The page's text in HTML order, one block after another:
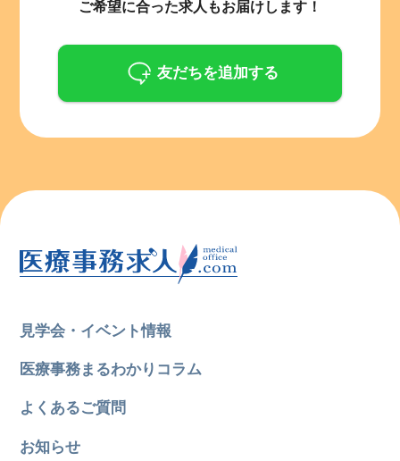
ご希望に合った求人もお届けします！
友だちを追加する
見学会・イベント情報
医療事務まるわかりコラム
よくあるご質問
お知らせ